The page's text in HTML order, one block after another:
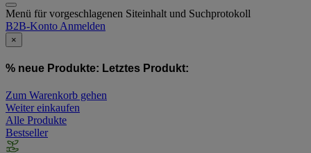
Menü für vorgeschlagenen Siteinhalt und Suchprotokoll
B2B-Konto Anmelden
×
% neue Produkte: Letztes Produkt:
Zum Warenkorb gehen
Weiter einkaufen
Alle Produkte
Bestseller